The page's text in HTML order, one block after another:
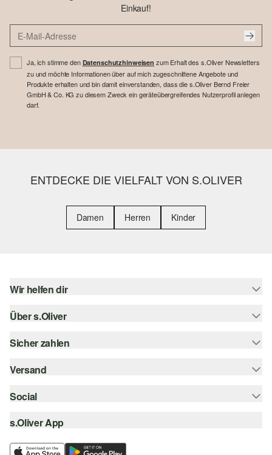
Einkauf!
Ja, ich stimme den Datenschutzhinweisen zum Erhalt des s.Oliver Newsletters
zu und möchte Informationen über auf mich zugeschnittene Angebote und
Produkte erhalten und bin damit einverstanden, dass die s.Oliver Bernd Freier
GmbH & Co. KG zu diesem Zweck ein geräteübergreifendes Nutzerprofil anlegen
darf.
ENTDECKE DIE VIELFALT VON S.OLIVER
Damen Herren Kinder
Wir helfen dir
Hilfe & FAQ
Größenberatung
Über s.Oliver
Newsletter
s.Oliver Card
Wunschliste
Nachhaltigkeit
Sicher zahlen
Rechnung
Kreditkarte
Versand
Sendungsverfolgung
SwissPost
Social
instagram
facebook
s.Oliver App